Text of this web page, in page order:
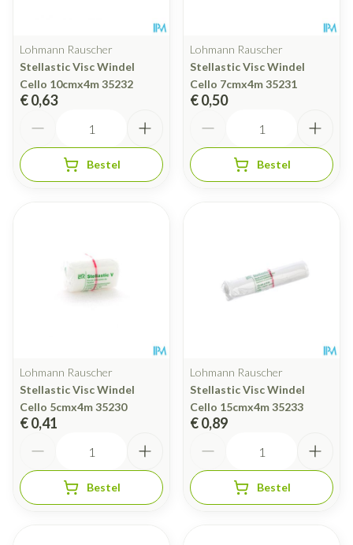
Lohmann Rauscher
Stellastic Visc Windel
Cello 10cmx4m 35232
€ 0,63
Bestel
Lohmann Rauscher
Stellastic Visc Windel
Cello 7cmx4m 35231
€ 0,50
Bestel
Lohmann Rauscher
Stellastic Visc Windel
Cello 5cmx4m 35230
€ 0,41
Bestel
Lohmann Rauscher
Stellastic Visc Windel
Cello 15cmx4m 35233
€ 0,89
Bestel